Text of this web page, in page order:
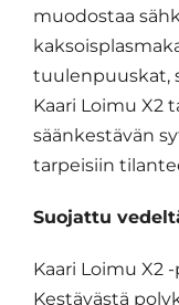
muodostaa
tuulenpuuskat,
Kaari Loimu X2
säänkestävän
tarpeisiin
Suojattu
Kaari Loimu X2
Kestävästä